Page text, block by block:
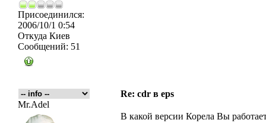
Присоединился:
2006/10/1 0:54
Откуда Киев
Сообщений: 51
Re: cdr в eps
Mr.Adel
В какой версии Корела Вы